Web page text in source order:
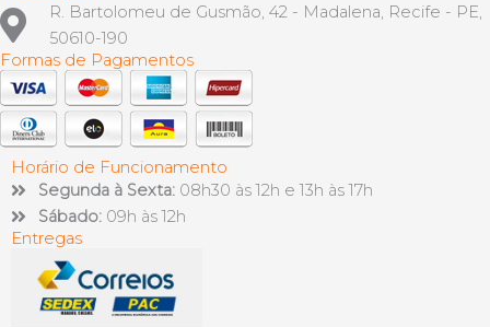
R. Bartolomeu de Gusmão, 42 - Madalena, Recife - PE,
50610-190
Formas de Pagamentos
Horário de Funcionamento
Segunda à Sexta: 08h30 às 12h e 13h às 17h
Sábado: 09h às 12h
Entregas